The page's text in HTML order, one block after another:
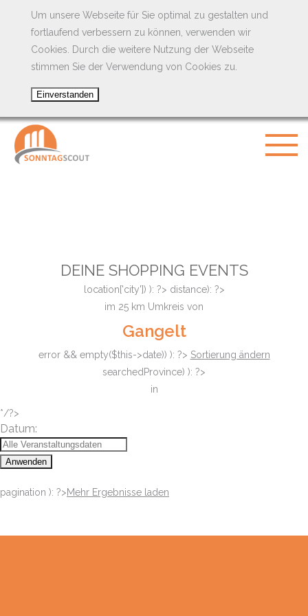
Um unsere Webseite für Sie optimal zu gestalten und
fortlaufend verbessern zu können, verwenden wir
Cookies. Durch die weitere Nutzung der Webseite
stimmen Sie der Verwendung von Cookies zu.
DEINE SHOPPING EVENTS
location['city']) ): ?> distance): ?>
im 25 km Umkreis von
Gangelt
error && empty($this->date)) ): ?> Sortierung ändern
searchedProvince) ): ?>
in
*/?>
Datum:
Anwenden
pagination ): ?>Mehr Ergebnisse laden